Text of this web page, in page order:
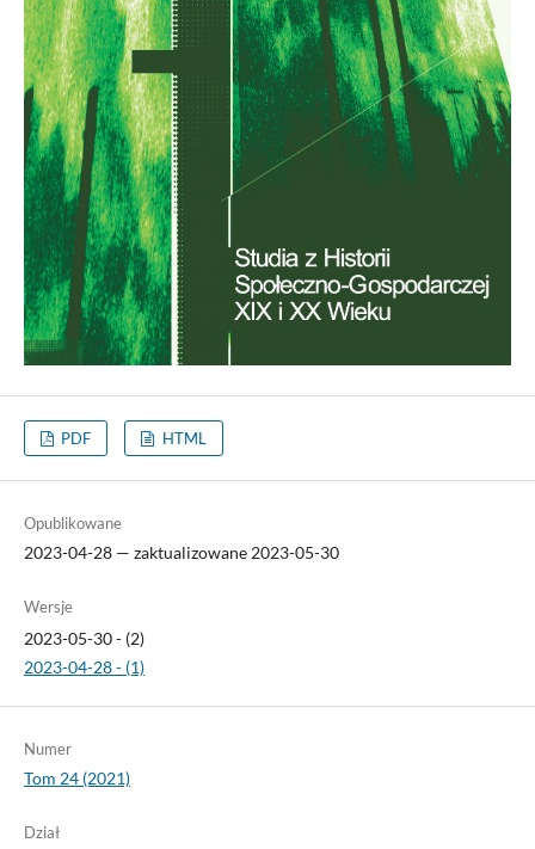
PDF HTML
Opublikowane
2023-04-28 — zaktualizowane 2023-05-30
Wersje
2023-05-30 - (2)
2023-04-28 - (1)
Numer
Tom 24 (2021)
Dział